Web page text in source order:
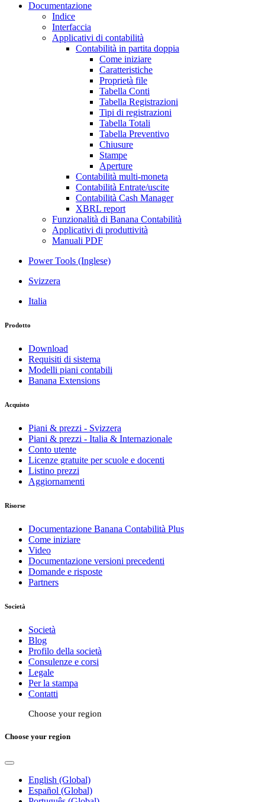
Documentazione
Indice
Interfaccia
Applicativi di contabilità
Contabilità in partita doppia
Come iniziare
Caratteristiche
Proprietà file
Tabella Conti
Tabella Registrazioni
Tipi di registrazioni
Tabella Totali
Tabella Preventivo
Chiusure
Stampe
Aperture
Contabilità multi-moneta
Contabilità Entrate/uscite
Contabilità Cash Manager
XBRL report
Funzionalità di Banana Contabilità
Applicativi di produttività
Manuali PDF
Power Tools (Inglese)
Svizzera
Italia
Prodotto
Download
Requisiti di sistema
Modelli piani contabili
Banana Extensions
Acquisto
Piani & prezzi - Svizzera
Piani & prezzi - Italia & Internazionale
Conto utente
Licenze gratuite per scuole e docenti
Listino prezzi
Aggiornamenti
Risorse
Documentazione Banana Contabilità Plus
Come iniziare
Video
Documentazione versioni precedenti
Domande e risposte
Partners
Società
Società
Blog
Profilo della società
Consulenze e corsi
Legale
Per la stampa
Contatti
Choose your region
Choose your region
English (Global)
Español (Global)